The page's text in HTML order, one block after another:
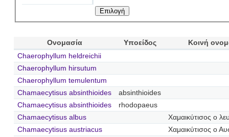
Ονομασία Υποείδος
Κοινή
Chaerophyllum heldreichii
Chaerophyllum hirsutum
Chaerophyllum temulentum
Chamaecytisus absinthioides
absinthioides
Chamaecytisus absinthioides
rhodopaeus
Chamaecytisus albus
Χαμαικύτισος ο
Chamaecytisus austriacus
Χαμαικύτισος ο